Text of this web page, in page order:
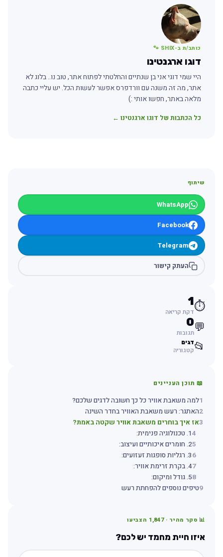
כותב/ת ב-SHIX 🐾
דוגו ארגנטינו
היי שמי דוגי אני בן שנתיים והחלטתי לפתוח אתר, טוב נו.. בלוג לא
אתר, מה זה משנה עם וורדפרס אפשר לעשות הכל. יש עליי כתבה
מלאה באתר, חפשו אותי :)
כל הכתבות של דוגו ארגנטינו ←
שיתוף
WhatsApp
Facebook
Telegram
העתק קישור
⏱️
1
דקת קריאה
💬
0
תגובות
📂דגים
קטגוריה
📖 תוכן העניינים
למה משאבת אוויר כל כך חשובה לדגים שלכם?
2האתגר: רעש משאבת האוויר בחדר השינה
אז איך בוחרים משאבת אוויר שקטה באמת?
1. טכנולוגיה פנימית:
2. חומרים איכותיים ועיצוב:
63. רגליות סופגות זעזועים:
74. בקרת זרימת אוויר:
85. גודל ומיקום:
9טיפים נוספים להפחתת רעש
📊 סקר מהיר · 1,847הצביעו
איזו חיית מחמד יש לכם?